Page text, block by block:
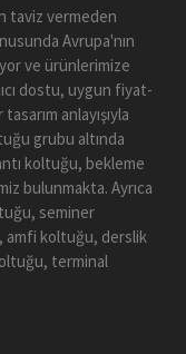
taviz vermeden
Avrupa'nın
ve ürünlerimize
dostu, uygun fiyat-
anlayışıyla
grubu altında
koltuğu, bekleme
bulunmakta. Ayrıca
seminer
koltuğu, derslik
terminal